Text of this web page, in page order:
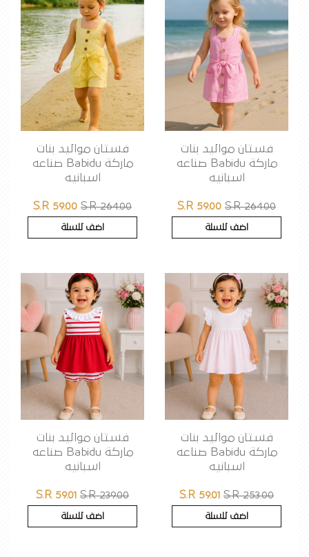
فستان مواليد بنات
ماركة Babidu صناعه
اسبانيه
S.R 59.00 S.R 264.00
اضف للسلة
فستان مواليد بنات
ماركة Babidu صناعه
اسبانيه
S.R 59.00 S.R 264.00
اضف للسلة
فستان مواليد بنات
ماركة Babidu صناعه
اسبانيه
S.R 59.01 S.R 253.00
اضف للسلة
فستان مواليد بنات
ماركة Babidu صناعه
اسبانيه
S.R 59.01 S.R 239.00
اضف للسلة